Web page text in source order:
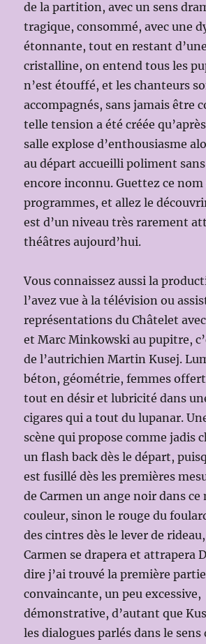
de la partition, avec un sens
tragique, consommé, avec une
étonnante, tout en restant
cristalline, on entend tous les
n’est étouffé, et les chanteurs
accompagnés, sans jamais être
telle tension a été créée
salle explose d’enthousiasme
au départ accueilli poliment
encore inconnu. Guettez ce nom
programmes, et allez le
est d’un niveau très rarement
théâtres aujourd’hui.
Vous connaissez aussi la
l’avez vue à la télévision ou
représentations du Châtelet
et Marc Minkowski au pupitre,
de l’autrichien Martin Kusej.
béton, géométrie, femmes
tout en désir et lubricité dans
cigares qui a tout du lupanar.
scène qui propose comme jadis
un flash back dès le départ,
est fusillé dès les premières
de Carmen un ange noir dans ce
couleur, sinon le rouge du
des cintres dès le lever de
Carmen se drapera et attrapera
dire j’ai trouvé la première
convaincante, un peu excessive,
démonstrative, d’autant que
les dialogues parlés dans le